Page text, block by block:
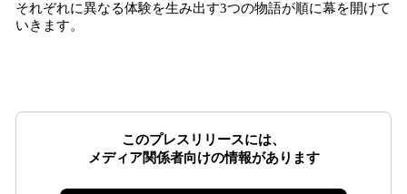
それぞれに異なる体験を生み出す3つの物語が順に幕を開けて
いきます。
このプレスリリースには、
メディア関係者向けの情報があります